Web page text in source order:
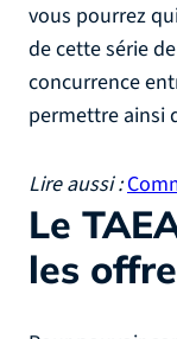
vous pourrez
de cette série
concurrence
permettre ainsi
Lire aussi :
Le
les